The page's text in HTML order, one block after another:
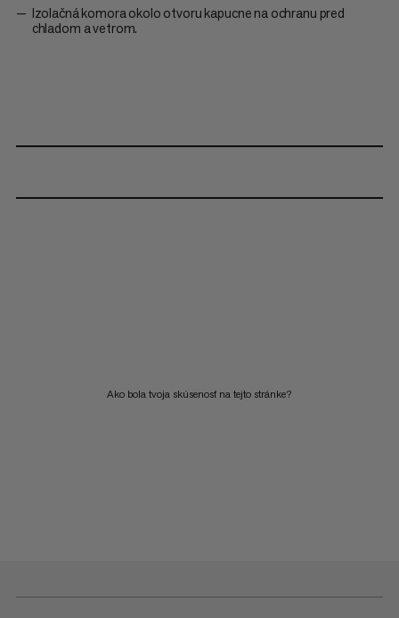
Izolačná komora okolo otvoru kapucne na ochranu pred
chladom a vetrom.
Ako bola tvoja skúsenosť na tejto stránke?